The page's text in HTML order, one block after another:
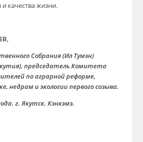
качества жизни.
Собрания (Ил Тумэн)
председатель Комитета
по аграрной реформе,
недрам и экологии первого созыва.
г. Якутск. Кэнкэмэ.